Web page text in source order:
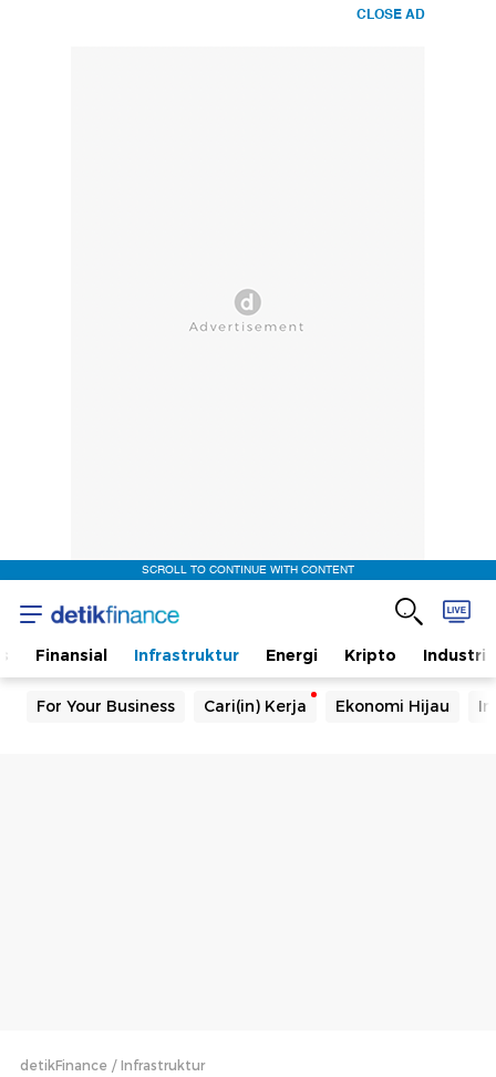
CLOSE AD
SCROLL TO CONTINUE WITH CONTENT
Finansial Infrastruktur Energi Kripto Industri
For Your Business Cari(in) Kerja Ekonomi Hijau
detikFinance Infrastruktur